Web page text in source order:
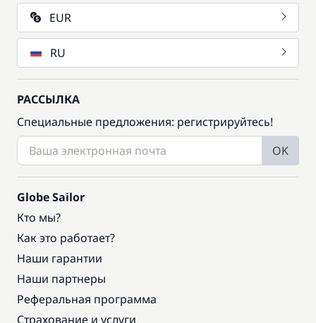
EUR
RU
РАССЫЛКА
Специальные предложения: регистрируйтесь!
OK
Globe Sailor
Кто мы?
Как это работает?
Наши гарантии
Наши партнеры
Реферальная программа
Страхование и услуги